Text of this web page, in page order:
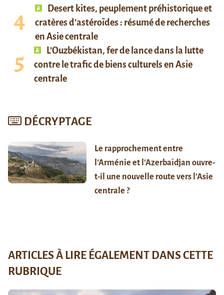
Desert kites, peuplement préhistorique et
cratères d’astéroïdes : résumé de recherches
en Asie centrale
L’Ouzbékistan, fer de lance dans la lutte
contre le trafic de biens culturels en Asie
centrale
DÉCRYPTAGE
Le rapprochement entre
l’Arménie et l’Azerbaïdjan ouvre-
t-il une nouvelle route vers l’Asie
centrale ?
ARTICLES À LIRE ÉGALEMENT DANS CETTE
RUBRIQUE